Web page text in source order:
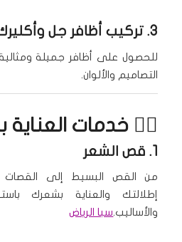
3. تركيب أظافر جل
للحصول على أظافر جميلة
التصاميم والألوان.
💇‍♀️ خدمات العناية
1. قص الشعر
من القص البسيط إلى القصات
إطلالتك والعناية بشعرك
والأساليب.سبا الرياض